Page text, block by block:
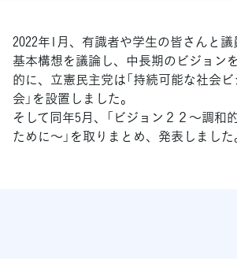
2022年1月、有識者や学生の皆さんと
基本構想を議論し、中長期のビジョン
的に、立憲民主党は「持続可能な社会
会」を設置しました。
そして同年5月、「ビジョン２２～調和
ために～」を取りまとめ、発表しました